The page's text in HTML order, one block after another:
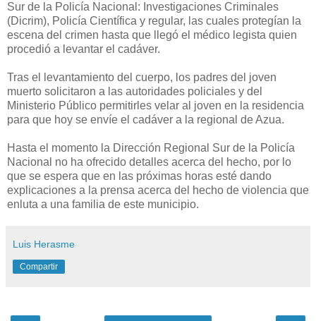
Sur de la Policía Nacional: Investigaciones Criminales
(Dicrim), Policía Científica y regular, las cuales protegían la
escena del crimen hasta que llegó el médico legista quien
procedió a levantar el cadáver.
Tras el levantamiento del cuerpo, los padres del joven
muerto solicitaron a las autoridades policiales y del
Ministerio Público permitirles velar al joven en la residencia
para que hoy se envíe el cadáver a la regional de Azua.
Hasta el momento la Dirección Regional Sur de la Policía
Nacional no ha ofrecido detalles acerca del hecho, por lo
que se espera que en las próximas horas esté dando
explicaciones a la prensa acerca del hecho de violencia que
enluta a una familia de este municipio.
Luis Herasme
Compartir